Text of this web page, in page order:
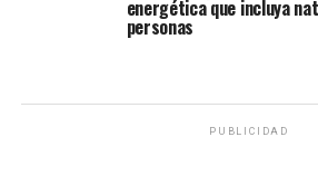
energética que incluya
personas
PUBLICIDAD